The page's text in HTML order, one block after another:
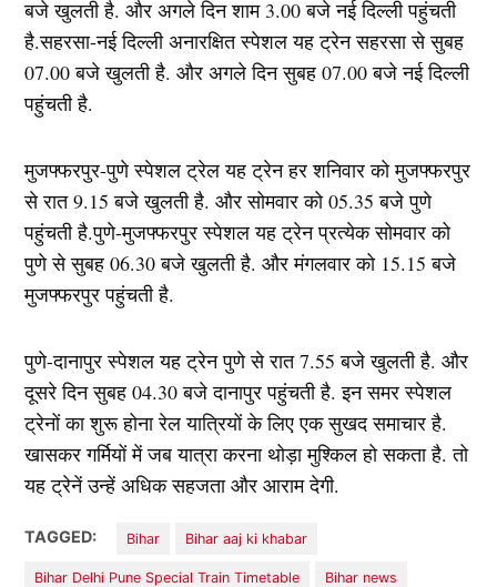
बजे खुलती है. और अगले दिन शाम 3.00 बजे नई दिल्ली पहुंचती
है.सहरसा-नई दिल्ली अनारक्षित स्पेशल यह ट्रेन सहरसा से सुबह
07.00 बजे खुलती है. और अगले दिन सुबह 07.00 बजे नई दिल्ली
पहुंचती है.
मुजफ्फरपुर-पुणे स्पेशल ट्रेल यह ट्रेन हर शनिवार को मुजफ्फरपुर
से रात 9.15 बजे खुलती है. और सोमवार को 05.35 बजे पुणे
पहुंचती है.पुणे-मुजफ्फरपुर स्पेशल यह ट्रेन प्रत्येक सोमवार को
पुणे से सुबह 06.30 बजे खुलती है. और मंगलवार को 15.15 बजे
मुजफ्फरपुर पहुंचती है.
पुणे-दानापुर स्पेशल यह ट्रेन पुणे से रात 7.55 बजे खुलती है. और
दूसरे दिन सुबह 04.30 बजे दानापुर पहुंचती है. इन समर स्पेशल
ट्रेनों का शुरू होना रेल यात्रियों के लिए एक सुखद समाचार है.
खासकर गर्मियों में जब यात्रा करना थोड़ा मुश्किल हो सकता है. तो
यह ट्रेनें उन्हें अधिक सहजता और आराम देगी.
TAGGED: Bihar Bihar aaj ki khabar
Bihar Delhi Pune Special Train Timetable Bihar news